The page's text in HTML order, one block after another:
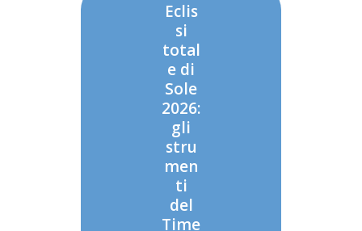
Eclis
si
total
e di
Sole
2026:
gli
stru
men
ti
del
Time